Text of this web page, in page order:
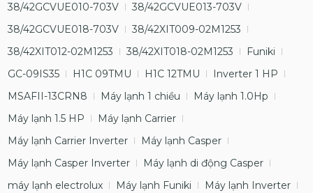
38/42GCVUE010-703V
38/42GCVUE013-703V
38/42GCVUE018-703V
38/42XIT009-02M1253
38/42XIT012-02M1253
38/42XIT018-02M1253
Funiki
GC-09IS35
H1C 09TMU H1C 12TMU
Inverter 1 HP
MSAFII-13CRN8
Máy lạnh 1 chiều
Máy lạnh 1.0Hp
Máy lạnh 1.5 HP
Máy lạnh Carrier
Máy lạnh Carrier Inverter
Máy lạnh Casper
Máy lạnh Casper Inverter
Máy lạnh di động Casper
máy lạnh electrolux
Máy lạnh Funiki
Máy lạnh Inverter